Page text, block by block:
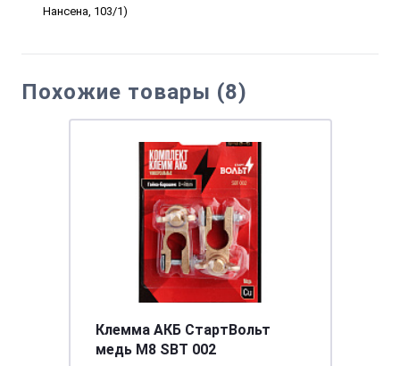
Нансена, 103/1)
Похожие товары (8)
Клемма АКБ СтартВольт
медь М8 SBT 002